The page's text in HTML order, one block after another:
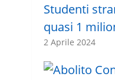
Studenti
quasi 1
2 Aprile 2024